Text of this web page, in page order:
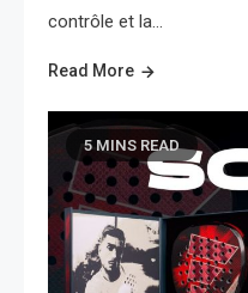
contrôle et la…
Read More
5 MINS READ